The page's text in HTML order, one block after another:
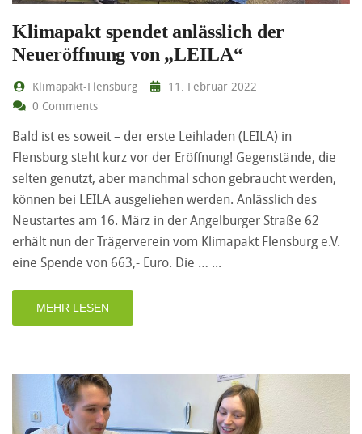
Klimapakt spendet anlässlich der
Neueröffnung von „LEILA“
Klimapakt-Flensburg
11. Februar 2022
0 Comments
Bald ist es soweit – der erste Leihladen (LEILA) in
Flensburg steht kurz vor der Eröffnung! Gegenstände, die
selten genutzt, aber manchmal schon gebraucht werden,
können bei LEILA ausgeliehen werden. Anlässlich des
Neustartes am 16. März in der Angelburger Straße 62
erhält nun der Trägerverein vom Klimapakt Flensburg e.V.
eine Spende von 663,- Euro. Die …
MEHR LESEN